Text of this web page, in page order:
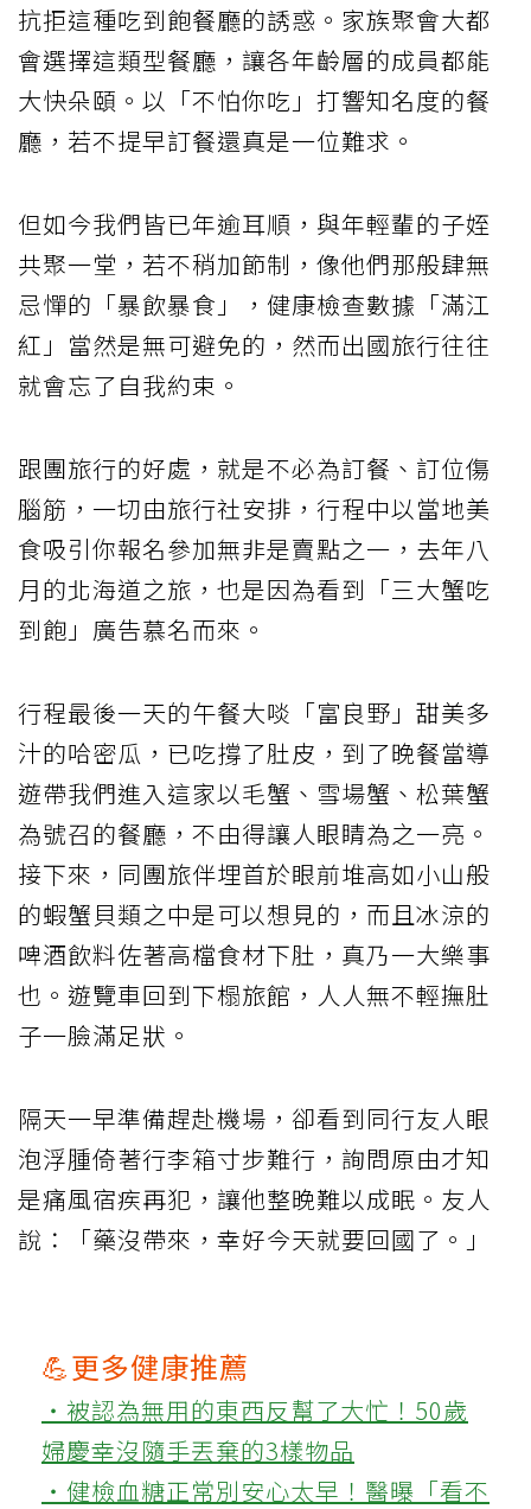
抗拒這種吃到飽餐廳的誘惑。家族聚會大都
會選擇這類型餐廳，讓各年齡層的成員都能
大快朵頤。以「不怕你吃」打響知名度的餐
廳，若不提早訂餐還真是一位難求。
但如今我們皆已年逾耳順，與年輕輩的子姪
共聚一堂，若不稍加節制，像他們那般肆無
忌憚的「暴飲暴食」，健康檢查數據「滿江
紅」當然是無可避免的，然而出國旅行往往
就會忘了自我約束。
跟團旅行的好處，就是不必為訂餐、訂位傷
腦筋，一切由旅行社安排，行程中以當地美
食吸引你報名參加無非是賣點之一，去年八
月的北海道之旅，也是因為看到「三大蟹吃
到飽」廣告慕名而來。
行程最後一天的午餐大啖「富良野」甜美多
汁的哈密瓜，已吃撐了肚皮，到了晚餐當導
遊帶我們進入這家以毛蟹、雪場蟹、松葉蟹
為號召的餐廳，不由得讓人眼睛為之一亮。
接下來，同團旅伴埋首於眼前堆高如小山般
的蝦蟹貝類之中是可以想見的，而且冰涼的
啤酒飲料佐著高檔食材下肚，真乃一大樂事
也。遊覽車回到下榻旅館，人人無不輕撫肚
子一臉滿足狀。
隔天一早準備趕赴機場，卻看到同行友人眼
泡浮腫倚著行李箱寸步難行，詢問原由才知
是痛風宿疾再犯，讓他整晚難以成眠。友人
說：「藥沒帶來，幸好今天就要回國了。」
💪更多健康推薦
‧被認為無用的東西反幫了大忙！50歲
婦慶幸沒隨手丟棄的3樣物品
‧健檢血糖正常別安心太早！醫曝「看不